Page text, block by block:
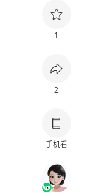
1
2
手机看